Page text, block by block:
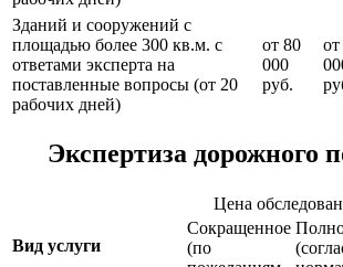
Зданий и сооружений с
площадью более 300 кв.м. с
ответами эксперта на
поставленные вопросы (от 20
рабочих дней)
от 80
000
руб.
Экспертиза дорожного
Вид услуги
Цена
Сокращенное
(по